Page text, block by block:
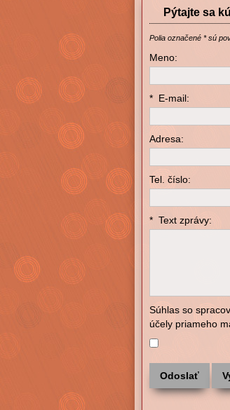
Pýtajte sa
Polia označené*sú
Meno:
* E-mail:
Adresa:
Tel. číslo:
* Text zprávy:
Súhlas so
účely priameho